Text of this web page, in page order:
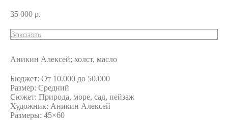
35 000 р.
Заказать
Аникин Алексей; холст, масло
Бюджет: От 10.000 до 50.000
Размер: Средний
Сюжет: Природа, море, сад, пейзаж
Художник: Аникин Алексей
Размеры: 45×60